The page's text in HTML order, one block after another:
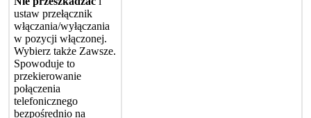
ustaw przełącznik
włączania/wyłączania
w pozycji włączonej.
Wybierz także Zawsze.
Spowoduje to
przekierowanie
połączenia
telefonicznego
bezpośrednio na